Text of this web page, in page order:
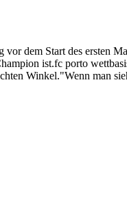
dem Start des ersten
ist.fc porto
Winkel."Wenn man